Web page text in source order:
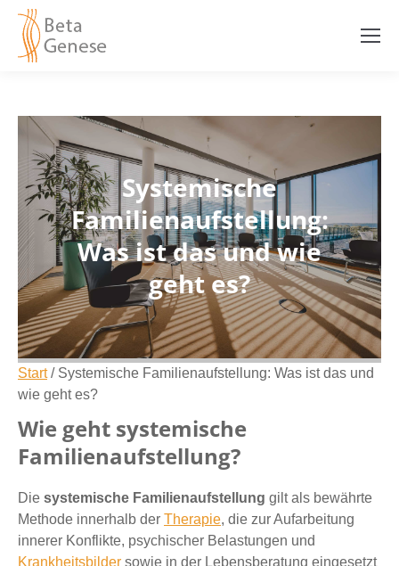
Systemische
Familienaufstellung:
Was ist das und wie
geht es?
Start/ Systemische Familienaufstellung: Was ist das und
wie geht es?
Wie geht systemische
Familienaufstellung?
Die systemische Familienaufstellung gilt als bewährte
Methode innerhalb der Therapie, die zur Aufarbeitung
innerer Konflikte, psychischer Belastungen und
Krankheitsbilder sowie in der Lebensberatung eingesetzt